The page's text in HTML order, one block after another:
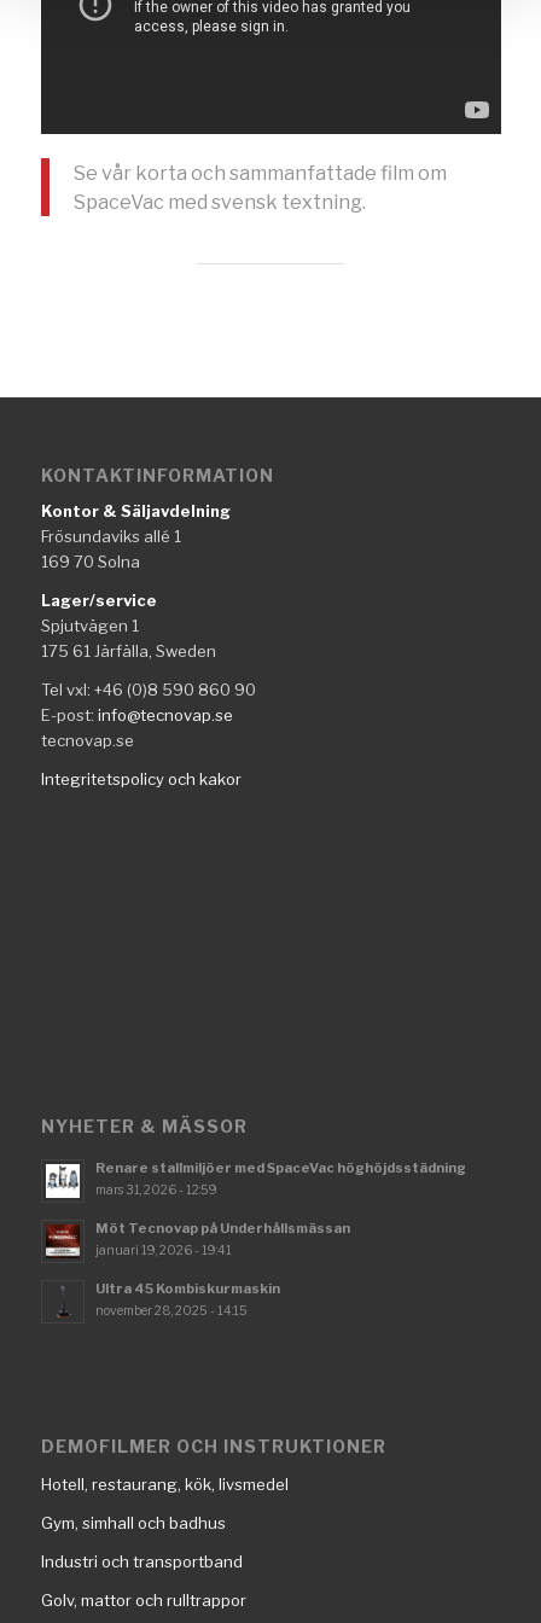
Se vår korta och sammanfattade film om
SpaceVac med svensk textning.
KONTAKTINFORMATION
Kontor & Säljavdelning
Frösundaviks allé 1
169 70 Solna
Lager/service
Spjutvägen 1
175 61 Järfälla, Sweden
Tel vxl: +46 (0)8 590 860 90
E-post: info@tecnovap.se
tecnovap.se
Integritetspolicy och kakor
NYHETER & MÄSSOR
Renare stallmiljöer med SpaceVac höghöjdsstädning
mars 31, 2026 - 12:59
Möt Tecnovap på Underhållsmässan
januari 19, 2026 - 19:41
Ultra 45 Kombiskurmaskin
november 28, 2025 - 14:15
DEMOFILMER OCH INSTRUKTIONER
Hotell, restaurang, kök, livsmedel
Gym, simhall och badhus
Industri och transportband
Golv, mattor och rulltrappor